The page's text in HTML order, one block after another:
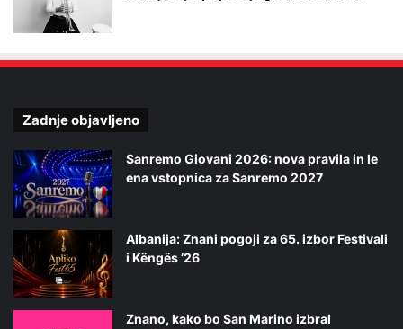
Zadnje objavljeno
Sanremo Giovani 2026: nova pravila in le
ena vstopnica za Sanremo 2027
Albanija: Znani pogoji za 65. izbor Festivali
i Këngës ’26
Znano, kako bo San Marino izbral